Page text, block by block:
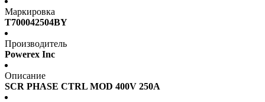
Маркировка
T700042504BY
Производитель
Powerex Inc
Описание
SCR PHASE CTRL MOD 400V 250A